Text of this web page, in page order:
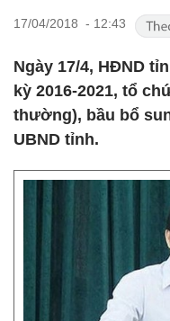
17/04/2018 - 12:43
Ngày 17/4, HĐND
kỳ 2016-2021, tổ
thường), bầu bổ
UBND tỉnh.